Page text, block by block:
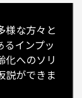
様な方々と
インプッ
化へのソリ
説ができま